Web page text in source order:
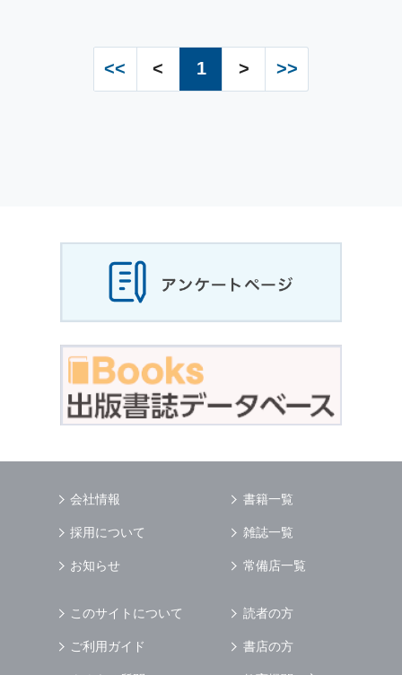
<< < 1 > >>
会社情報
採用について
お知らせ
書籍一覧
雑誌一覧
常備店一覧
このサイトについて
ご利用ガイド
読者の方
書店の方